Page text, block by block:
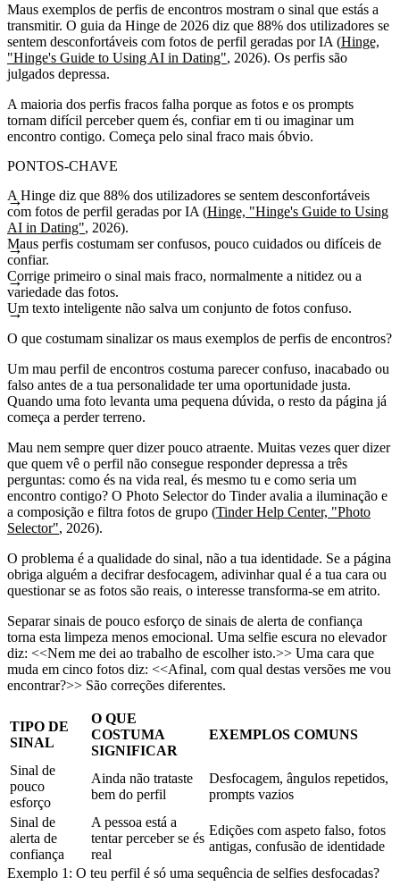
Maus exemplos de perfis de encontros mostram o sinal que estás a
transmitir. O guia da Hinge de 2026 diz que 88% dos utilizadores se
sentem desconfortáveis com fotos de perfil geradas por IA (Hinge,
"Hinge's Guide to Using AI in Dating", 2026). Os perfis são
julgados depressa.
A maioria dos perfis fracos falha porque as fotos e os prompts
tornam difícil perceber quem és, confiar em ti ou imaginar um
encontro contigo. Começa pelo sinal fraco mais óbvio.
PONTOS-CHAVE
A Hinge diz que 88% dos utilizadores se sentem desconfortáveis
com fotos de perfil geradas por IA (Hinge, "Hinge's Guide to Using
AI in Dating", 2026).
Maus perfis costumam ser confusos, pouco cuidados ou difíceis de
confiar.
Corrige primeiro o sinal mais fraco, normalmente a nitidez ou a
variedade das fotos.
Um texto inteligente não salva um conjunto de fotos confuso.
O que costumam sinalizar os maus exemplos de perfis de encontros?
Um mau perfil de encontros costuma parecer confuso, inacabado ou
falso antes de a tua personalidade ter uma oportunidade justa.
Quando uma foto levanta uma pequena dúvida, o resto da página já
começa a perder terreno.
Mau nem sempre quer dizer pouco atraente. Muitas vezes quer dizer
que quem vê o perfil não consegue responder depressa a três
perguntas: como és na vida real, és mesmo tu e como seria um
encontro contigo? O Photo Selector do Tinder avalia a iluminação e
a composição e filtra fotos de grupo (Tinder Help Center, "Photo
Selector", 2026).
O problema é a qualidade do sinal, não a tua identidade. Se a página
obriga alguém a decifrar desfocagem, adivinhar qual é a tua cara ou
questionar se as fotos são reais, o interesse transforma-se em atrito.
Separar sinais de pouco esforço de sinais de alerta de confiança
torna esta limpeza menos emocional. Uma selfie escura no elevador
diz: <<Nem me dei ao trabalho de escolher isto.>> Uma cara que
muda em cinco fotos diz: <<Afinal, com qual destas versões me vou
encontrar?>> São correções diferentes.
TIPO DE
SINAL
O QUE
COSTUMA
SIGNIFICAR
EXEMPLOS COMUNS
Sinal de
pouco
esforço
Ainda não trataste
bem do perfil
Desfocagem, ângulos repetidos,
prompts vazios
Sinal de
alerta de
confiança
A pessoa está a
tentar perceber se és
real
Edições com aspeto falso, fotos
antigas, confusão de identidade
Exemplo 1: O teu perfil é só uma sequência de selfies desfocadas?